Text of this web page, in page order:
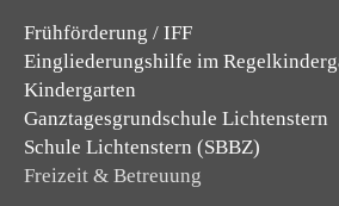
Frühförderung / IFF
Eingliederungshilfe im
Kindergarten
Ganztagesgrundschule Lichtenstern
Schule Lichtenstern (SBBZ)
Freizeit & Betreuung